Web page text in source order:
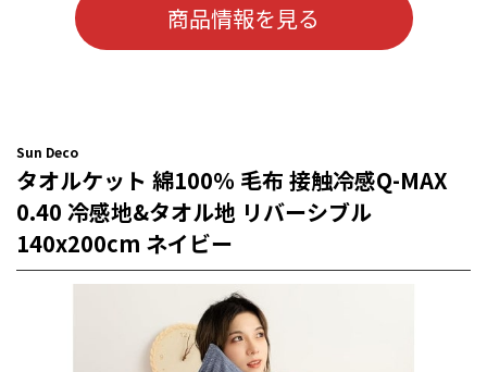
商品情報を見る
Sun Deco
タオルケット 綿100％ 毛布 接触冷感Q-MAX
0.40 冷感地&タオル地 リバーシブル
140x200cm ネイビー